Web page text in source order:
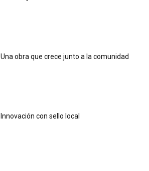
Una obra que crece junto a la comunidad
Innovación con sello local